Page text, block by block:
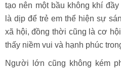
tạo nên một bầu không khí
là dịp để trẻ em thể hiện sự
xã hội, đồng thời cũng là cơ
thấy niềm vui và hạnh phúc
Người lớn cũng không kém